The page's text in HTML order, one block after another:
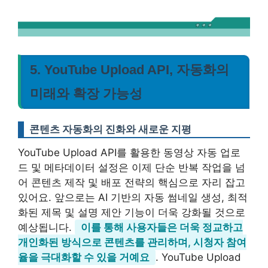
5. YouTube Upload API, 자동화의
미래와 확장 가능성
콘텐츠 자동화의 진화와 새로운 지평
YouTube Upload API를 활용한 동영상 자동 업로
드 및 메타데이터 설정은 이제 단순 반복 작업을 넘
어 콘텐츠 제작 및 배포 전략의 핵심으로 자리 잡고
있어요. 앞으로는 AI 기반의 자동 썸네일 생성, 최적
화된 제목 및 설명 제안 기능이 더욱 강화될 것으로
예상됩니다.
이를 통해 사용자들은 더욱 정교하고
개인화된 방식으로 콘텐츠를 관리하며, 시청자 참여
율을 극대화할 수 있을 거예요
. YouTube Upload